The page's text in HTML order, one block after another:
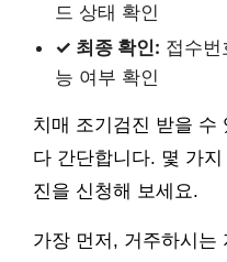
드 상태 확인
✓ 최종 확인: 접수
능 여부 확인
치매 조기검진 받을 수
다 간단합니다. 몇 가
진을 신청해 보세요.
가장 먼저, 거주하시는